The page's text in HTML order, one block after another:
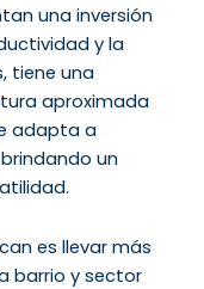
una inversión
y la
tiene una
aproximada
adapta a
un
es llevar más
barrio y sector